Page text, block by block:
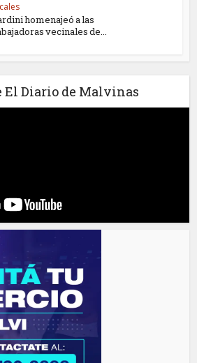
homenajeó a las
vecinales de...
El Diario de Malvinas